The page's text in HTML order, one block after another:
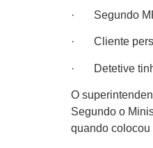
· Segundo
· Cliente
· Detetive
O
Segundo o
quando colocou